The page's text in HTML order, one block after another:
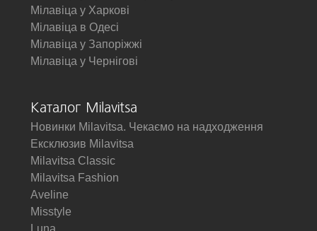
Мілавіца у Харкові
Мілавіца в Одесі
Мілавіца у Запоріжжі
Мілавіца у Чернігові
Каталог Milavitsa
Новинки Milavitsa. Чекаємо на надходження
Ексклюзив Milavitsa
Milavitsa Classic
Milavitsa Fashion
Aveline
Misstyle
Luna